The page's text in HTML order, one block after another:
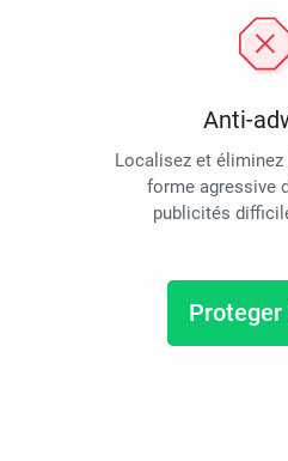
Anti-
Localisez et éliminez
forme agressive
publicités
Proteger